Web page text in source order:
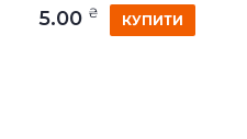
5.00 ₴ КУПИТИ